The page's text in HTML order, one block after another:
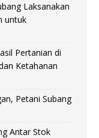
Laksanakan
untuk
Pertanian di
Ketahanan
Petani Subang
Antar Stok